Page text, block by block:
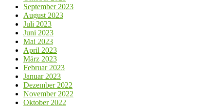
September 2023
August 2023
Juli 2023
Juni 2023
Mai 2023
April 2023
März 2023
Februar 2023
Januar 2023
Dezember 2022
November 2022
Oktober 2022